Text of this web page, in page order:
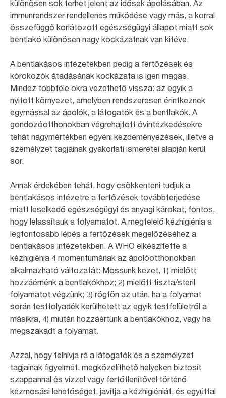
különösen sok terhet jelent az idősek ápolásában. Az
immunrendszer rendellenes működése vagy más, a korral
összefüggő korlátozott egészségügyi állapot miatt sok
bentlakó különösen nagy kockázatnak van kitéve.
A bentlakásos intézetekben pedig a fertőzések és
kórokozók átadásának kockázata is igen magas.
Mindez többféle okra vezethető vissza: az egyik a
nyitott környezet, amelyben rendszeresen érintkeznek
egymással az ápolók, a látogatók és a bentlakók. A
gondozóotthonokban végrehajtott óvintézkedésekre
tehát nagymértékben egyéni kezdeményezések, illetve a
személyzet tagjainak gyakorlati ismeretei alapján kerül
sor.
Annak érdekében tehát, hogy csökkenteni tudjuk a
bentlakásos intézetre a fertőzések továbbterjedése
miatt leselkedő egészségügyi és anyagi károkat, fontos,
hogy lelassítsuk a folyamatot. A megfelelő kézhigiénia a
legfontosabb lépés a fertőzések megelőzéséhez a
bentlakásos intézetekben. A WHO elkészítette a
kézhigiénia 4 momentumának az ápolóotthonokban
alkalmazható változatát: Mossunk kezet, 1) mielőtt
hozzáérnénk a bentlakókhoz; 2) mielőtt tiszta/steril
folyamatot végzünk; 3) rögtön az után, ha a folyamat
során testfolyadék kerülhetett az egyik testfelületről a
másikra, 4) miután hozzáértünk a bentlakókhoz, vagy ha
megszakadt a folyamat.
Azzal, hogy felhívja rá a látogatók és a személyzet
tagjainak figyelmét, megközelíthető helyeken biztosít
szappannal és vízzel vagy fertőtlenítővel történő
kézmosási lehetőséget, javítja a kézhigiéniát, és egyúttal